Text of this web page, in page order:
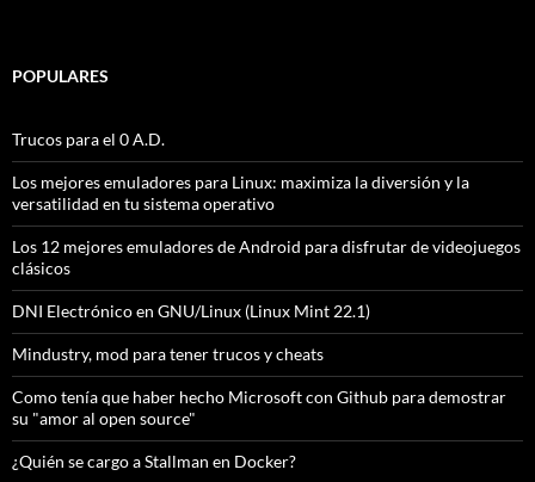
POPULARES
Trucos para el 0 A.D.
Los mejores emuladores para Linux: maximiza la diversión y la
versatilidad en tu sistema operativo
Los 12 mejores emuladores de Android para disfrutar de videojuegos
clásicos
DNI Electrónico en GNU/Linux (Linux Mint 22.1)
Mindustry, mod para tener trucos y cheats
Como tenía que haber hecho Microsoft con Github para demostrar
su "amor al open source"
¿Quién se cargo a Stallman en Docker?